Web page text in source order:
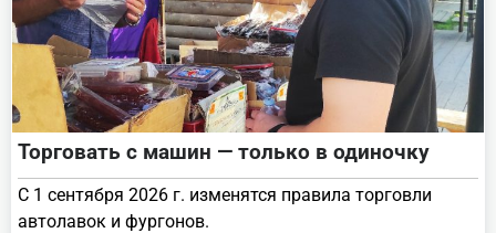
Торговать с машин — только в одиночку
С 1 сентября 2026 г. изменятся правила торговли
автолавок и фургонов.